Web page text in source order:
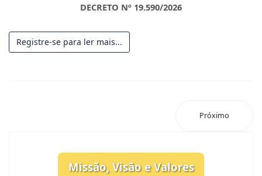
DECRETO Nº 19.590/2026
Registre-se para ler mais...
Próximo
Missão, Visão e Valores